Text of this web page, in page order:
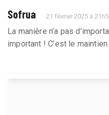
Sofrua 21 février 2025 à
La manière n’a pas
important ! C’est le maintien